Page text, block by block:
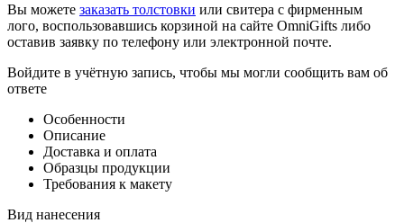
Вы можете заказать толстовки или свитера с фирменным
лого, воспользовавшись корзиной на сайте OmniGifts либо
оставив заявку по телефону или электронной почте.
Войдите в учётную запись, чтобы мы могли сообщить вам об
ответе
Особенности
Описание
Доставка и оплата
Образцы продукции
Требования к макету
Вид нанесения